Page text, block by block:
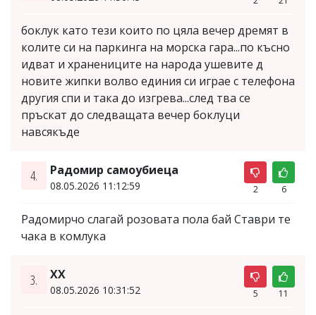
боклук като тези които по цяла вечер дремят в
колите си на паркинга на морска гара...по късно
идват и хранениците на народа ушевите д
новите жипки волво единия си играе с телефона
другия спи и така до изгрева...след тва се
пръскат до следващата вечер боклуци
навсякъде
4. Радомир самоубиеца
08.05.2026 11:12:59 2 6
Радомирчо слагай розовата пола бай Ставри те
чака в комлука
3. XX
08.05.2026 10:31:52 5 11